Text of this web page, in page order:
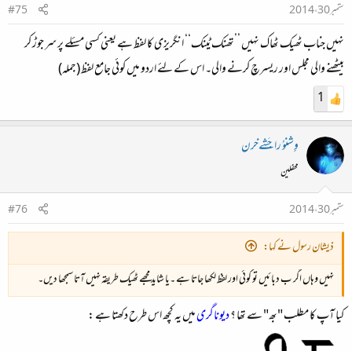
ستمبر 30، 2014
#75
نہیں جناب ٹھیک ٹھاک نہیں ’’تھنک ٹینک‘‘ انگریزی کا لفظ ہے یعنی کسی مسئلے پر سر جوڑ کر
بیٹھنے والی مجلس اور ریسرچ کرنے والی۔ اس کے لئے اردو میں کوئی جامع لفظ (جملہ)
1
وِِشنوُ راجَشےخرن
محفلین
ستمبر 30، 2014
#76
ذیشان رسول نے کہا:
نہیں وہاں اگر ب دبائیں تو کوئی اور لفظ لکھا جاتا ہے ۔یا شاید مجھے ٹھیک طریقہ نہیں آتا سمجھا دیں۔
کیا آپ کا مطلب "بھ" سے تھا ؟دیوناگریمیں یہ کچھ اس طرح دکھتا ہے :